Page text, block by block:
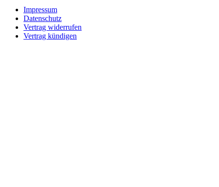
Impressum
Datenschutz
Vertrag widerrufen
Vertrag kündigen